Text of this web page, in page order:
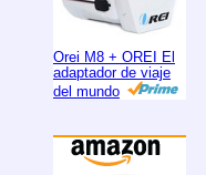
Orei M8 + OREI El
adaptador de viaje
del mundo